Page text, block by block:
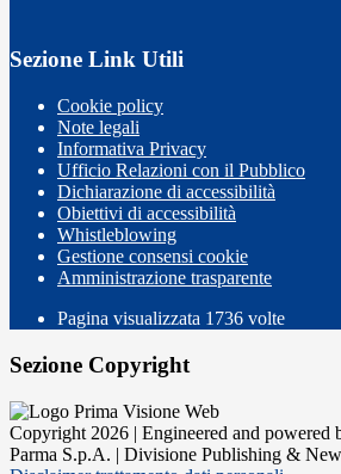
Sezione Link Utili
Cookie policy
Note legali
Informativa Privacy
Ufficio Relazioni con il Pubblico
Dichiarazione di accessibilità
Obiettivi di accessibilità
Whistleblowing
Gestione consensi cookie
Amministrazione trasparente
Pagina visualizzata 1736 volte
Sezione Copyright
Copyright 2026 | Engineered and powered
Parma S.p.A. | Divisione Publishing &